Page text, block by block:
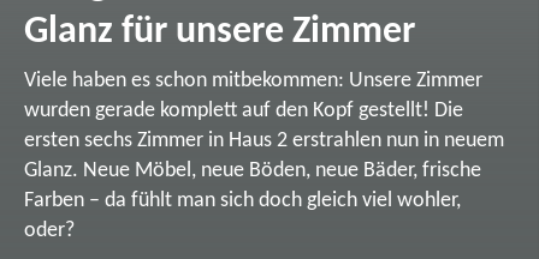
Glanz für unsere Zimmer
Viele haben es schon mitbekommen: Unsere Zimmer
wurden gerade komplett auf den Kopf gestellt! Die
ersten sechs Zimmer in Haus 2 erstrahlen nun in neuem
Glanz. Neue Möbel, neue Böden, neue Bäder, frische
Farben – da fühlt man sich doch gleich viel wohler,
oder?